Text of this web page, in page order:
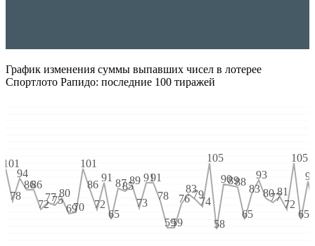
График изменения суммы выпавших чисел в лотерее
Спортлото Рапидо: последние 100 тиражей
101
78
94
8686
72
7775
80
6970
101
86
72
91
65
878589
73
9191
78
5959
76
8379
74
105
58
908988
65
83
93
807781
72
105
65